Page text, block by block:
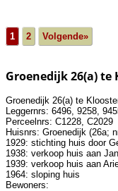
1 2 Volgende»
Groenedijk 26(a) te
Groenedijk 26(a) te
Leggernrs: 6496, 9258,
Perceelnrs: C1228, C2029
Huisnrs: Groenedijk (26a;
1929: stichting huis door
1938: verkoop huis aan
1939: verkoop huis aan
1964: sloping huis
Bewoners: